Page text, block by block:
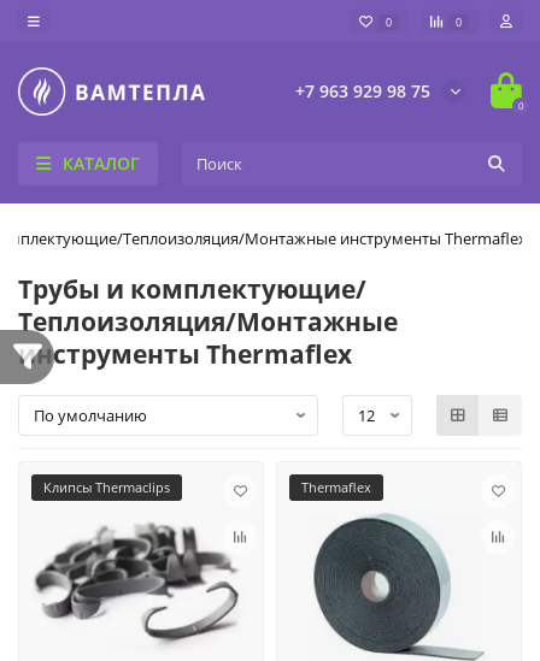
0 0
+7 963 929 98 75
0
КАТАЛОГ
Теплоизоляция/Монтажные инструменты Thermaflex
Трубы и комплектующие/
Теплоизоляция/Монтажные
инструменты Thermaflex
Клипсы Thermaclips Thermaflex